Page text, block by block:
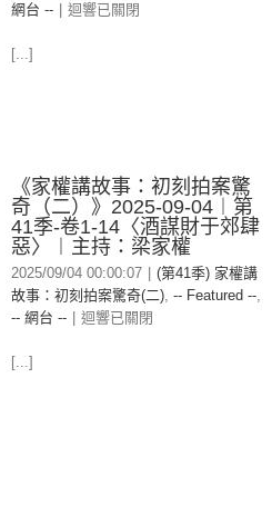
網台 --
迴響已關閉
[...]
《家權講故事：初刻拍案驚
奇（二）》2025-09-04︱第
41季-卷1-14〈酒謀財于郊肆
惡〉︱主持：梁家權
2025/09/04 00:00:07
(第41季) 家權講
故事：初刻拍案驚奇(二), -- Featured --,
-- 網台 --
迴響已關閉
[...]